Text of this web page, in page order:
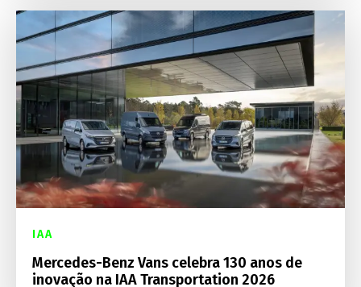
IAA
Mercedes-Benz Vans celebra 130 anos de
inovação na IAA Transportation 2026